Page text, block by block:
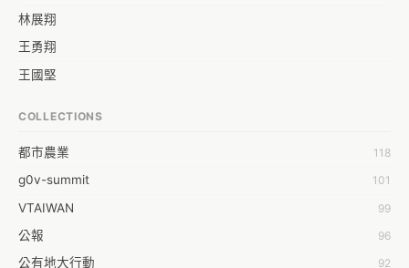
林展翔
王勇翔
王國堅
蒼時弦也
袁乾鑫
陳泰澄
&#35377;&#24646;&#33287;
COLLECTIONS
都市農業 118
g0v-summit 101
VTAIWAN 99
公報 96
公有地大行動 92